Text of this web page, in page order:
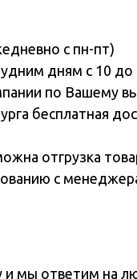
с пн-пт)
дням с 10 до
по Вашему
бесплатная
отгрузка
с
и мы ответим на